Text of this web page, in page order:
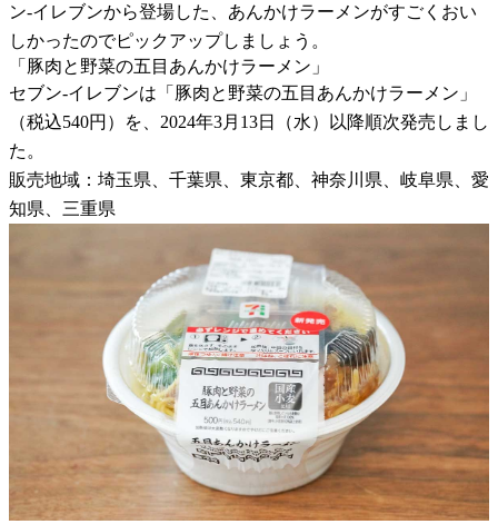
ン-イレブンから登場した、あんかけラーメンがすごくおい
しかったのでピックアップしましょう。
「豚肉と野菜の五目あんかけラーメン」
セブン-イレブンは「豚肉と野菜の五目あんかけラーメン」
（税込540円）を、2024年3月13日（水）以降順次発売しまし
た。
販売地域：埼玉県、千葉県、東京都、神奈川県、岐阜県、愛
知県、三重県